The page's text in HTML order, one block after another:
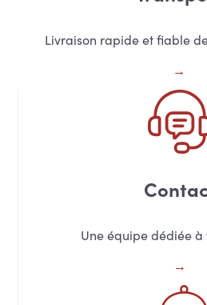
Livraison rapide et fiable
Une équipe dédiée à